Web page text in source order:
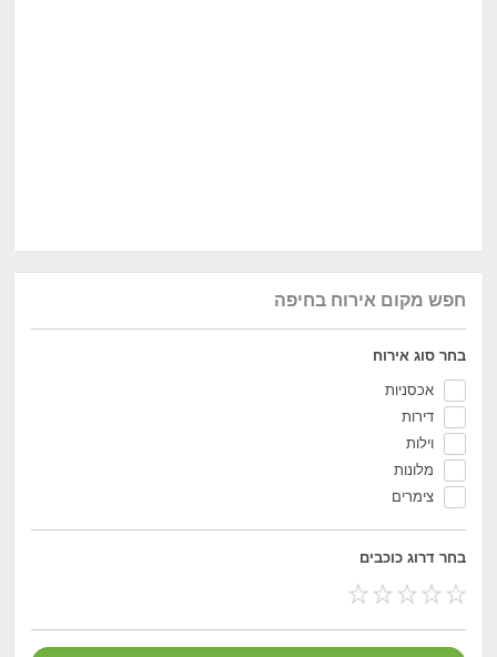
חפש מקום אירוח בחיפה
בחר סוג אירוח
אכסניות
דירות
וילות
מלונות
צימרים
בחר דרוג כוכבים